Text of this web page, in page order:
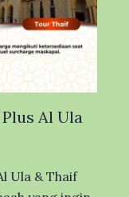
Al Ula
Ula & Thaif